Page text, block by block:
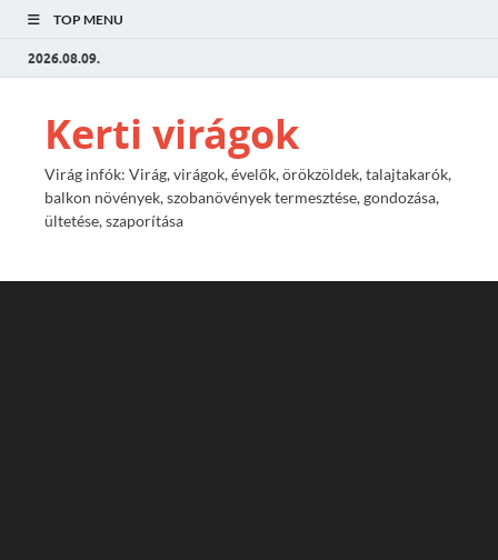
TOP MENU
2026.08.09.
Kerti virágok
Virág infók: Virág, virágok, évelők, örökzöldek, talajtakarók,
balkon növények, szobanövények termesztése, gondozása,
ültetése, szaporítása